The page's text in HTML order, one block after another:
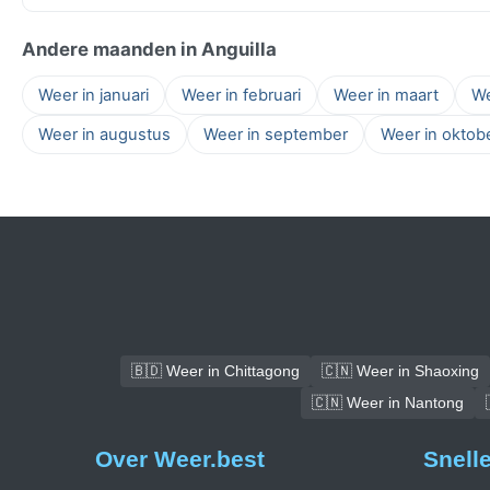
Andere maanden in Anguilla
Weer in januari Weer in februari Weer in maart
Weer in augustus
Weer in september Weer in
🇧🇩 Weer in Chittagong
🇨🇳 Weer in Shaoxing
🇨🇳 Weer in Nantong
Over Weer.best